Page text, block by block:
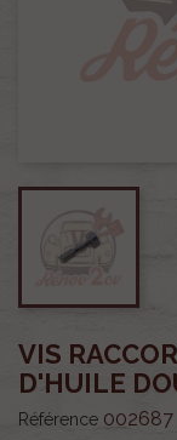
VIS
D'HUILE
Référence 002687